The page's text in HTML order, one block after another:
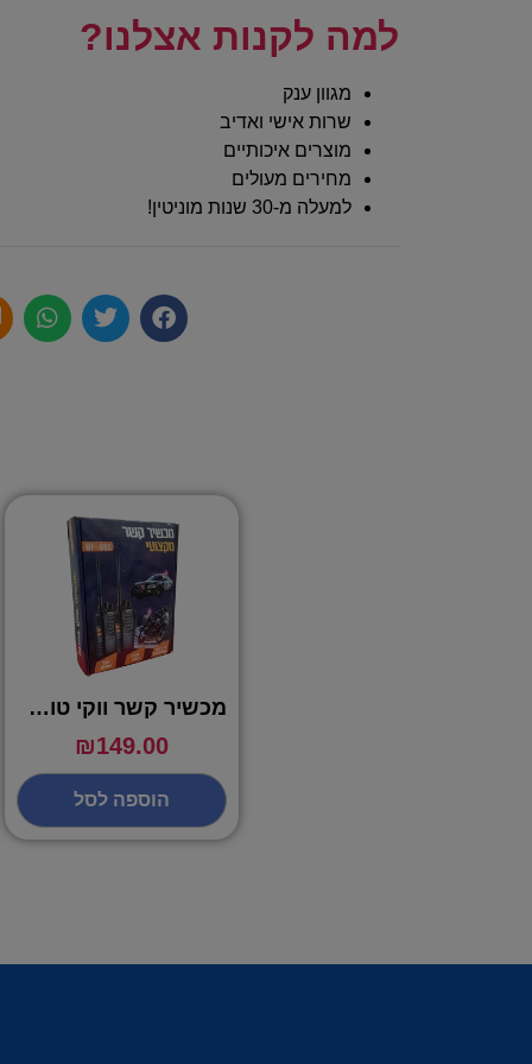
למה לקנות אצלנו?
מגוון ענק
שרות אישי ואדיב
מוצרים איכותיים
מחירים מעולים
למעלה מ-30 שנות מוניטין!
מכשיר קשר ווקי טוקי מקצועי – עד 5 ק"מ בשטח פתוח
₪149.00
הוספה לסל